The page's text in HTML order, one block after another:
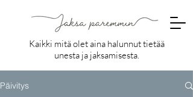
Kaikki mitä olet aina halunnut tietää
unesta ja jaksamisesta.
Päivitys